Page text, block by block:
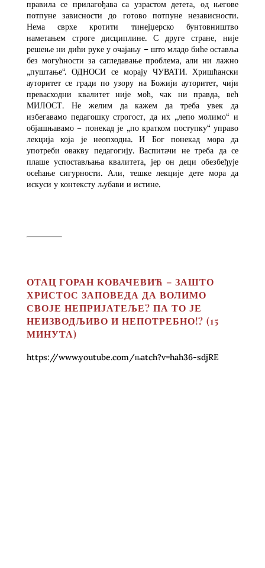
правила се прилагођава са узрастом детета, од његове
потпуне зависности до готово потпуне независности.
Нема сврхе кротити тинејџерско бунтовништво
наметањем строге дисциплине. С друге стране, није
решење ни дићи руке у очајању – што младо биће оставља
без могућности за сагледавање проблема, али ни лажно
„пуштање“. ОДНОСИ се морају ЧУВАТИ. Хришћански
ауторитет се гради по узору на Божији ауторитет, чији
превасходни квалитет није моћ, чак ни правда, већ
МИЛОСТ. Не желим да кажем да треба увек да
избегавамо педагошку строгост, да их „лепо молимо“ и
објашњавамо – понекад је „по кратком поступку“ управо
лекција која је неопходна. И Бог понекад мора да
употреби овакву педагогију. Васпитачи не треба да се
плаше успостављања квалитета, јер он деци обезбеђује
осећање сигурности. Али, тешке лекције дете мора да
искуси у контексту љубави и истине.
ОТАЦ ГОРАН КОВАЧЕВИЋ – ЗАШТО
ХРИСТОС ЗАПОВЕДА ДА ВОЛИМО
СВОЈЕ НЕПРИЈАТЕЉЕ? ПА ТО ЈЕ
НЕИЗВОДЉИВО И НЕПОТРЕБНО!? (15
МИНУТА)
https://www.youtube.com/њatch?v=hah36-sdjRE